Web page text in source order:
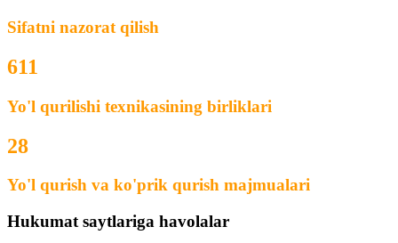
Sifatni nazorat qilish
611
Yo'l qurilishi texnikasining birliklari
28
Yo'l qurish va ko'prik qurish majmualari
Hukumat saytlariga havolalar